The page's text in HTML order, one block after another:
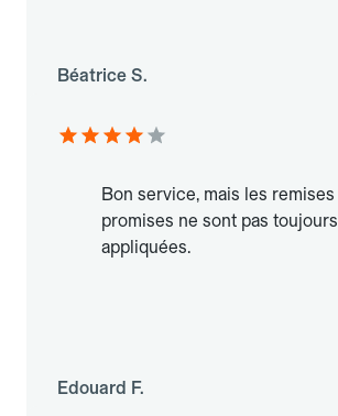
Béatrice S.
Bon service, mais les remises
promises ne sont pas toujours
appliquées.
Edouard F.